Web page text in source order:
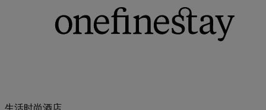
生活时尚酒店